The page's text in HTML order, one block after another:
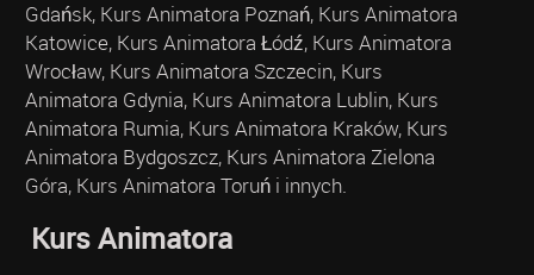
Gdańsk, Kurs Animatora Poznań, Kurs Animatora
Katowice, Kurs Animatora Łódź, Kurs Animatora
Wrocław, Kurs Animatora Szczecin, Kurs
Animatora Gdynia, Kurs Animatora Lublin, Kurs
Animatora Rumia, Kurs Animatora Kraków, Kurs
Animatora Bydgoszcz, Kurs Animatora Zielona
Góra, Kurs Animatora Toruń i innych.
Kurs Animatora